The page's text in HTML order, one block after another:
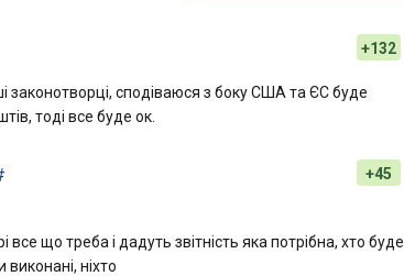
+132
законотворці, сподіваюся з боку США та ЄС буде
тоді все буде ок.
+45
що треба і дадуть звітність яка потрібна, хто буде
ніхто